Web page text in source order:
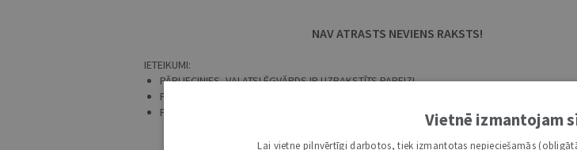
NAV ATRASTS NEVIENS RAKSTS!
IETEIKUMI:
PĀRLIECINIES, VAI ATSLĒGVĀRDS IR UZRAKSTĪTS PAREIZI.
PRECIZĒ MEKLĒŠANAS PIEPRASĪJUMU.
PĀRBAUDI, VAI IR IZVĒLĒTS ATBILSTOŠS MEKLĒŠANAS LAUKS.Vietnē izmantojam
Lai vietne pilnvērtīgi darbotos, tiek izmantotas nepieciešamās